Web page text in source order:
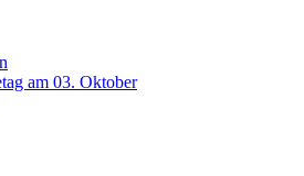
am 03. Oktober